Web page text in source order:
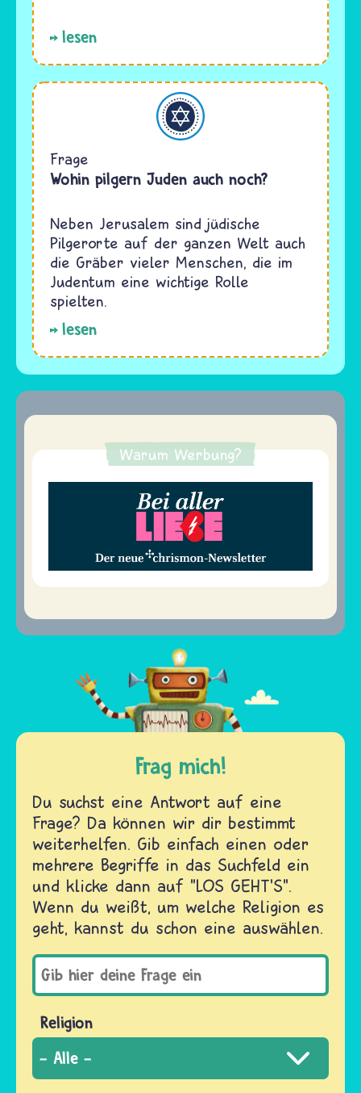
lesen
Judentum
Frage
Wohin pilgern Juden auch noch?
Neben Jerusalem sind jüdische
Pilgerorte auf der ganzen Welt auch
die Gräber vieler Menschen, die im
Judentum eine wichtige Rolle
spielten.
lesen
Warum Werbung?
Frag mich!
Du suchst eine Antwort auf eine
Frage? Da können wir dir bestimmt
weiterhelfen. Gib einfach einen oder
mehrere Begriffe in das Suchfeld ein
und klicke dann auf "LOS GEHT'S".
Wenn du weißt, um welche Religion es
geht, kannst du schon eine auswählen.
Religion